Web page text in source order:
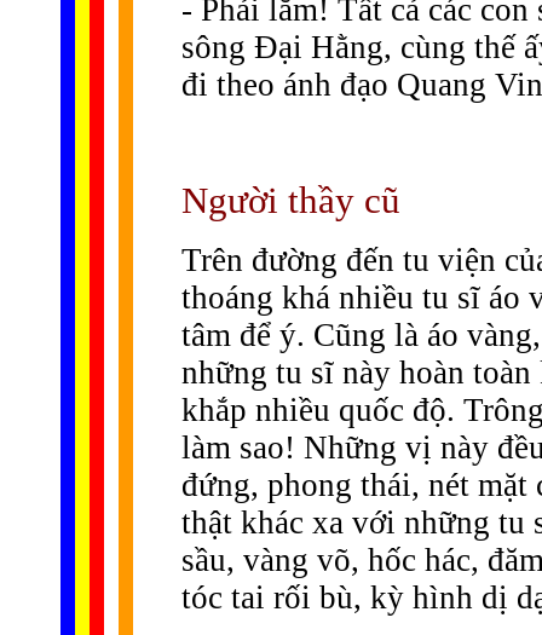
- Phải lắm! Tất cả các
sông Ðại Hằng, cùng thế
đi theo ánh đạo Quang
Người thầy cũ
Trên đường đến tu viện
thoáng khá nhiều tu sĩ áo
tâm để ý. Cũng là áo
những tu sĩ này hoàn
khắp nhiều quốc độ.
làm sao! Những vị này
đứng, phong thái, nét mặt
thật khác xa với những tu
sầu, vàng võ, hốc hác,
tóc tai rối bù, kỳ hình dị